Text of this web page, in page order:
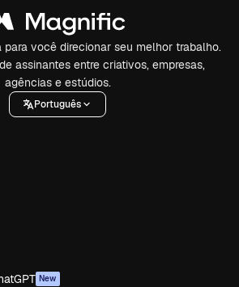
você direcionar seu melhor trabalho.
assinantes entre criativos, empresas,
agências e estúdios.
Português
New